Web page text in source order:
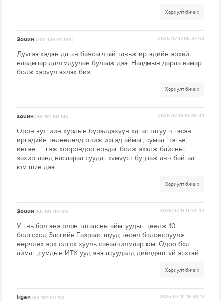
Хариулт бичих
Зочин[202.126.91.194] 2025-07-17 06:37:53
Дүүгээ хэдэн даган баясагчтай тавьж иргэдийн эрхийг
наадмаар далтмдуулан булааж дээ. Наадмын дараа намар
болж хэрүүл эхлэх биз.
Хариулт бичих
зочин[66.181.191.56] 2025-07-13 10:36:04
Орон нутгийн хурлын бүрэлдэхүүн хагас татуу ч гэсэн
иргэдийн төлөөлөлд очиж иргэд аймаг, сумаа "тэгье,
ингэе ..." гэж хоорондоо ярьдаг болж эхэлж байсныг
захиргаанд насаараа суудаг хүмүүст буцааж авч байгаа
юм шив дээ.
Хариулт бичих
Зочин[66.181.161.33] 2025-07-11 11:33:42
Уг нь бол энэ олон татаасны аймгуудыг цөөлж 10
болгоход Засгийн Газраас шууд төсөл боловсруулж
өөрчлөх эрх олгох хууль санаачилмаар юм. Одоо бол
аймаг ,сумдын ИТХ ууд энэ асуудалд дийлдэшгүй эрхтэй.
Хариулт бичих
irgen[66.181.177.47] 2025-07-10 19:38:17